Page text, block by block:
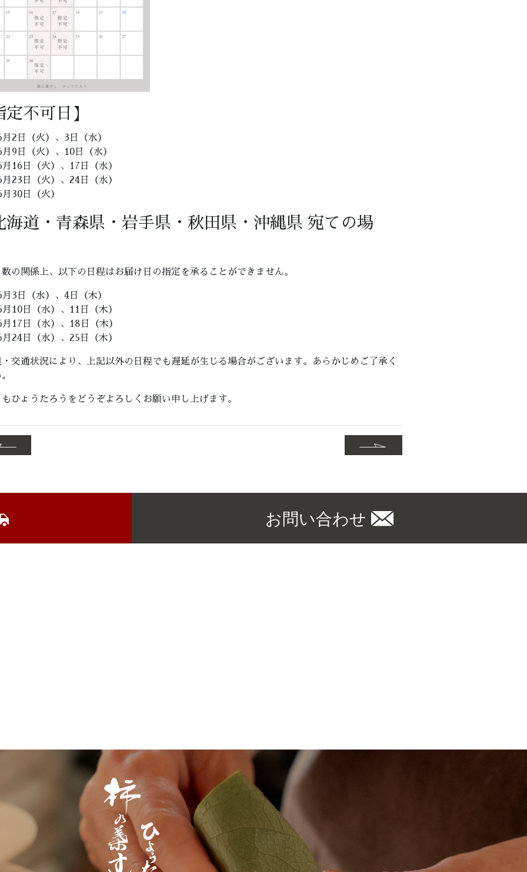
定不可日】
月2日（火）、3日（水）
月9日（火）、10日（水）
月16日（火）、17日（水）
月23日（火）、24日（水）
月30日（火）
海道・青森県・岩手県・秋田県・沖縄県 宛ての場
の関係上、以下の日程はお届け日の指定を承ることができません。
月3日（水）、4日（木）
月10日（水）、11日（木）
月17日（水）、18日（木）
月24日（水）、25日（木）
交通状況により、上記以外の日程でも遅延が生じる場合がございます。あらかじめご了承く
ひょうたろうをどうぞよろしくお願い申し上げます。
お問い合わせ